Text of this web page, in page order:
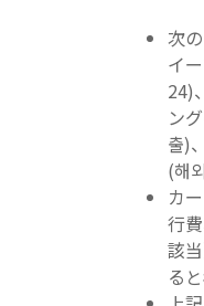
次
イ
24)
ン
출)
(해
カ
行
該
る